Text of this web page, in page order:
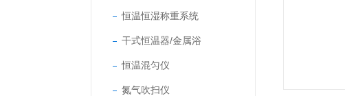
恒温恒湿称重系统
干式恒温器/金属浴
恒温混匀仪
氮气吹扫仪